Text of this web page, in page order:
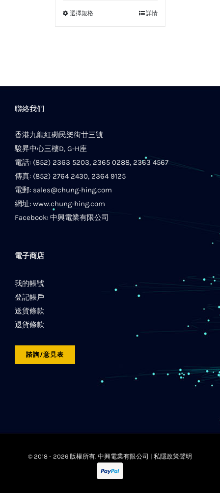
選擇規格 詳情
聯絡我們
香港九龍紅磡民樂街廿三號
駿昇中心三樓D, G-H座
電話: (852) 2363 5203, 2365 0288, 2363 4567
傳真: (852) 2764 2430, 2364 9125
電郵: sales@chung-hing.com
網址: www.chung-hing.com
Facebook: 中興電業有限公司
電子商店
我的帳號
登記帳戶
送貨條款
退貨條款
諮詢/意見表
© 2018 - 2026 版權所有. 中興電業有限公司 | 私隱政策聲明